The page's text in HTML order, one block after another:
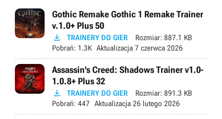
Gothic Remake Gothic 1 Remake Trainer
v.1.0+ Plus 50
 TRAINERY DO GIER Rozmiar: 887.1 KB
Pobrań: 1.3K Aktualizacja 7 czerwca 2026
Assassin's Creed: Shadows Trainer v1.0-
1.0.8+ Plus 32
 TRAINERY DO GIER Rozmiar: 891.3 KB
Pobrań: 447 Aktualizacja 26 lutego 2026